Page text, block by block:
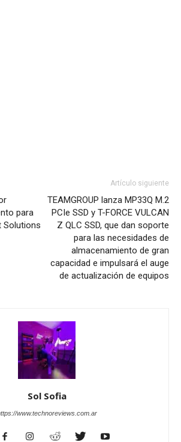
para
Solutions
Artículo siguiente
TEAMGROUP lanza MP33Q M.2
PCIe SSD y T-FORCE VULCAN
Z QLC SSD, que dan soporte
para las necesidades de
almacenamiento de gran
capacidad e impulsará el auge
de actualización de equipos
Sol Sofia
www.technoreviews.com.ar